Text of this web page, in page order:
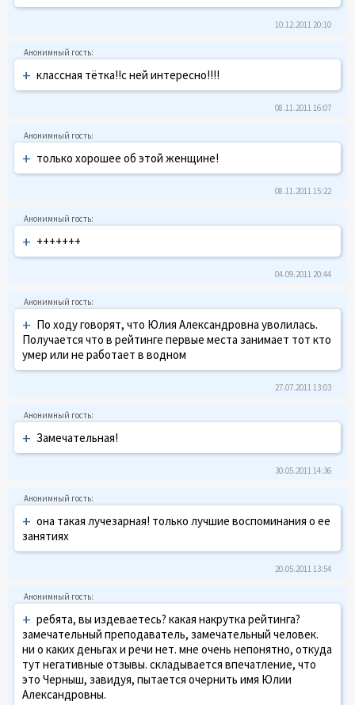
10.12.2011 20:10
+ классная тётка!!с ней интересно!!!!
08.11.2011 16:07
+ только хорошее об этой женщине!
08.11.2011 15:22
+ +++++++
04.09.2011 20:44
+ По ходу говорят, что Юлия Александровна уволилась.
Получается что в рейтинге первые места занимает тот кто
умер или не работает в водном
27.07.2011 13:03
+ Замечательная!
30.05.2011 14:36
+ она такая лучезарная! только лучшие воспоминания о ее
занятиях
20.05.2011 13:54
+ ребята, вы издеваетесь? какая накрутка рейтинга?
замечательный преподаватель, замечательный человек.
ни о каких деньгах и речи нет. мне очень непонятно, откуда
тут негативные отзывы. складывается впечатление, что
это Черныш, завидуя, пытается очернить имя Юлии
Александровны.